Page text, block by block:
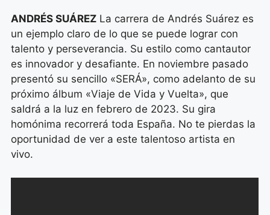
ANDRÉS SUÁREZ La carrera de Andrés Suárez es
un ejemplo claro de lo que se puede lograr con
talento y perseverancia. Su estilo como cantautor
es innovador y desafiante. En noviembre pasado
presentó su sencillo «SERÁ», como adelanto de su
próximo álbum «Viaje de Vida y Vuelta», que
saldrá a la luz en febrero de 2023. Su gira
homónima recorrerá toda España. No te pierdas la
oportunidad de ver a este talentoso artista en
vivo.